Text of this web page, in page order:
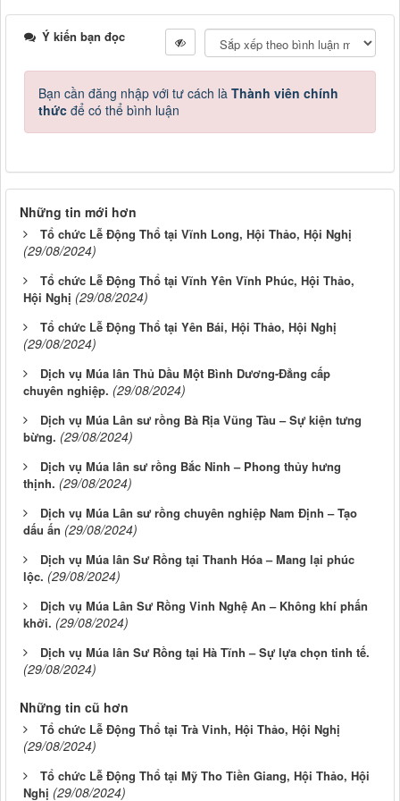
Ý kiến bạn đọc
Bạn cần đăng nhập với tư cách là Thành viên chính
thức để có thể bình luận
Những tin mới hơn
Tổ chức Lễ Động Thổ tại Vĩnh Long, Hội Thảo, Hội Nghị
(29/08/2024)
Tổ chức Lễ Động Thổ tại Vĩnh Yên Vĩnh Phúc, Hội Thảo,
Hội Nghị (29/08/2024)
Tổ chức Lễ Động Thổ tại Yên Bái, Hội Thảo, Hội Nghị
(29/08/2024)
Dịch vụ Múa lân Thủ Dầu Một Bình Dương-Đẳng cấp
chuyên nghiệp. (29/08/2024)
Dịch vụ Múa Lân sư rồng Bà Rịa Vũng Tàu – Sự kiện tưng
bừng. (29/08/2024)
Dịch vụ Múa lân sư rồng Bắc Ninh – Phong thủy hưng
thịnh. (29/08/2024)
Dịch vụ Múa Lân sư rồng chuyên nghiệp Nam Định – Tạo
dấu ấn (29/08/2024)
Dịch vụ Múa lân Sư Rồng tại Thanh Hóa – Mang lại phúc
lộc. (29/08/2024)
Dịch vụ Múa Lân Sư Rồng Vinh Nghệ An – Không khí phấn
khởi. (29/08/2024)
Dịch vụ Múa lân Sư Rồng tại Hà Tĩnh – Sự lựa chọn tinh tế.
(29/08/2024)
Những tin cũ hơn
Tổ chức Lễ Động Thổ tại Trà Vinh, Hội Thảo, Hội Nghị
(29/08/2024)
Tổ chức Lễ Động Thổ tại Mỹ Tho Tiền Giang, Hội Thảo, Hội
Nghị (29/08/2024)